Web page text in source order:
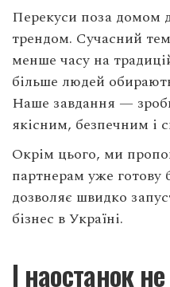
Перекуси поза домом
трендом. Сучасний
менше часу на
більше людей
Наше завдання —
якісним, безпечним і
Окрім цього, ми
партнерам уже готову
дозволяє швидко
бізнес в Україні.
І наостанок